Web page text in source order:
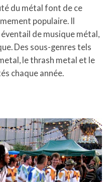
du métal font de ce
populaire. Il
de musique métal,
Des sous-genres tels
le thrash metal et le
chaque année.